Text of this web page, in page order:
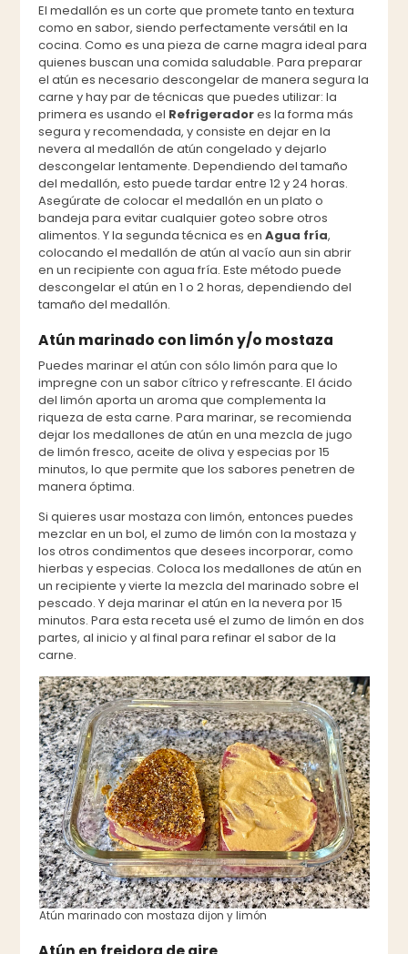
El medallón es un corte que promete tanto en textura
como en sabor, siendo perfectamente versátil en la
cocina. Como es una pieza de carne magra ideal para
quienes buscan una comida saludable. Para preparar
el atún es necesario descongelar de manera segura la
carne y hay par de técnicas que puedes utilizar: la
primera es usando el Refrigeradores la forma más
segura y recomendada, y consiste en dejar en la
nevera al medallón de atún congelado y dejarlo
descongelar lentamente. Dependiendo del tamaño
del medallón, esto puede tardar entre 12 y 24 horas.
Asegúrate de colocar el medallón en un plato o
bandeja para evitar cualquier goteo sobre otros
alimentos. Y la segunda técnica es enAgua fría,
colocando el medallón de atún al vacío aun sin abrir
en un recipiente con agua fría. Este método puede
descongelar el atún en 1 o 2 horas, dependiendo del
tamaño del medallón.
Atún marinado con limón y/o mostaza
Puedes marinar el atún con sólo limón para que lo
impregne con un sabor cítrico y refrescante. El ácido
del limón aporta un aroma que complementa la
riqueza de esta carne. Para marinar, se recomienda
dejar los medallones de atún en una mezcla de jugo
de limón fresco, aceite de oliva y especias por 15
minutos, lo que permite que los sabores penetren de
manera óptima.
Si quieres usar mostaza con limón, entonces puedes
mezclar en un bol, el zumo de limón con la mostaza y
los otros condimentos que desees incorporar, como
hierbas y especias. Coloca los medallones de atún en
un recipiente y vierte la mezcla del marinado sobre el
pescado. Y deja marinar el atún en la nevera por 15
minutos. Para esta receta usé el zumo de limón en dos
partes, al inicio y al final para refinar el sabor de la
carne.
Atún marinado con mostaza dijon y limón